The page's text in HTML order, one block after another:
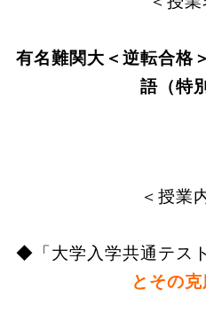
有名難関大＜逆転合格
語（特
＜授業
◆ 「大学入学共通テス
とその